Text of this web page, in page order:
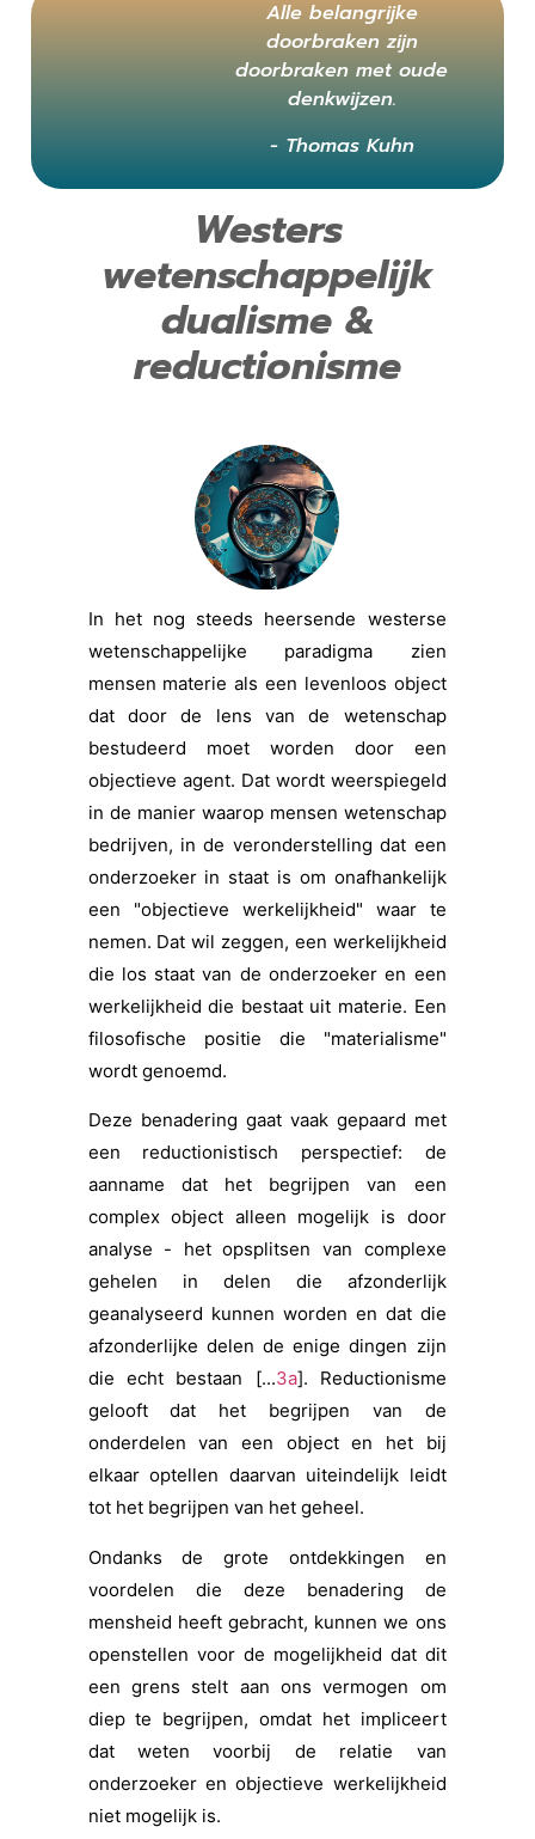
Alle belangrijke
doorbraken zijn
doorbraken met oude
denkwijzen.
- Thomas Kuhn
Westers
wetenschappelijk
dualisme &
reductionisme
In het nog steeds heersende westerse
wetenschappelijke paradigma zien
mensen materie als een levenloos object
dat door de lens van de wetenschap
bestudeerd moet worden door een
objectieve agent. Dat wordt weerspiegeld
in de manier waarop mensen wetenschap
bedrijven, in de veronderstelling dat een
onderzoeker in staat is om onafhankelijk
een "objectieve werkelijkheid" waar te
nemen. Dat wil zeggen, een werkelijkheid
die los staat van de onderzoeker en een
werkelijkheid die bestaat uit materie. Een
filosofische positie die "materialisme"
wordt genoemd.
Deze benadering gaat vaak gepaard met
een reductionistisch perspectief: de
aanname dat het begrijpen van een
complex object alleen mogelijk is door
analyse - het opsplitsen van complexe
gehelen in delen die afzonderlijk
geanalyseerd kunnen worden en dat die
afzonderlijke delen de enige dingen zijn
die echt bestaan [...3a]. Reductionisme
gelooft dat het begrijpen van de
onderdelen van een object en het bij
elkaar optellen daarvan uiteindelijk leidt
tot het begrijpen van het geheel.
Ondanks de grote ontdekkingen en
voordelen die deze benadering de
mensheid heeft gebracht, kunnen we ons
openstellen voor de mogelijkheid dat dit
een grens stelt aan ons vermogen om
diep te begrijpen, omdat het impliceert
dat weten voorbij de relatie van
onderzoeker en objectieve werkelijkheid
niet mogelijk is.